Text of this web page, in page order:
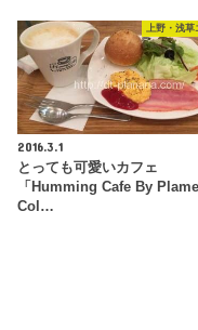
上野・浅草
2016.3.1
とっても可愛いカフェ
「Humming Cafe By Plame
Col…